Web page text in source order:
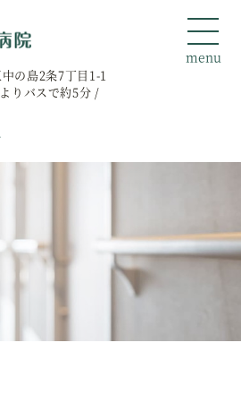
の島2条7丁目1-1
りバスで約5分 /